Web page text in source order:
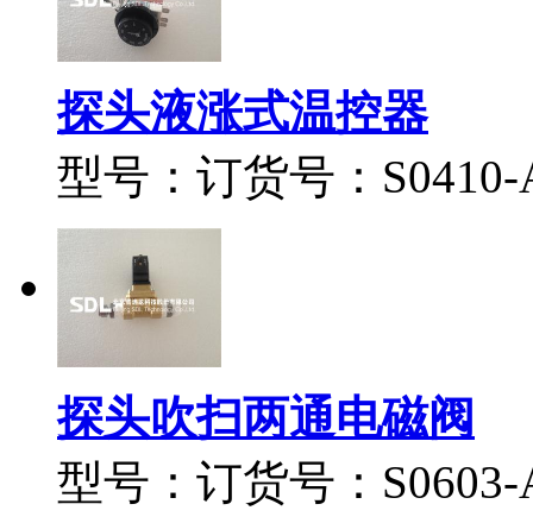
探头液涨式温控器
型号：订货号：S0410-
探头吹扫两通电磁阀
型号：订货号：S0603-